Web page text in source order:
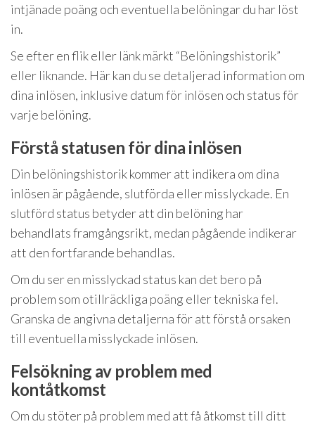
intjänade poäng och eventuella belöningar du har löst
in.
Se efter en flik eller länk märkt “Belöningshistorik”
eller liknande. Här kan du se detaljerad information om
dina inlösen, inklusive datum för inlösen och status för
varje belöning.
Förstå statusen för dina inlösen
Din belöningshistorik kommer att indikera om dina
inlösen är pågående, slutförda eller misslyckade. En
slutförd status betyder att din belöning har
behandlats framgångsrikt, medan pågående indikerar
att den fortfarande behandlas.
Om du ser en misslyckad status kan det bero på
problem som otillräckliga poäng eller tekniska fel.
Granska de angivna detaljerna för att förstå orsaken
till eventuella misslyckade inlösen.
Felsökning av problem med
kontåtkomst
Om du stöter på problem med att få åtkomst till ditt